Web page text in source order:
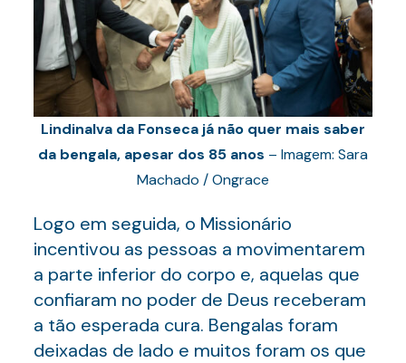
Lindinalva da Fonseca já não quer mais saber
da bengala, apesar dos 85 anos – Imagem: Sara
Machado / Ongrace
Logo em seguida, o Missionário
incentivou as pessoas a movimentarem
a parte inferior do corpo e, aquelas que
confiaram no poder de Deus receberam
a tão esperada cura. Bengalas foram
deixadas de lado e muitos foram os que